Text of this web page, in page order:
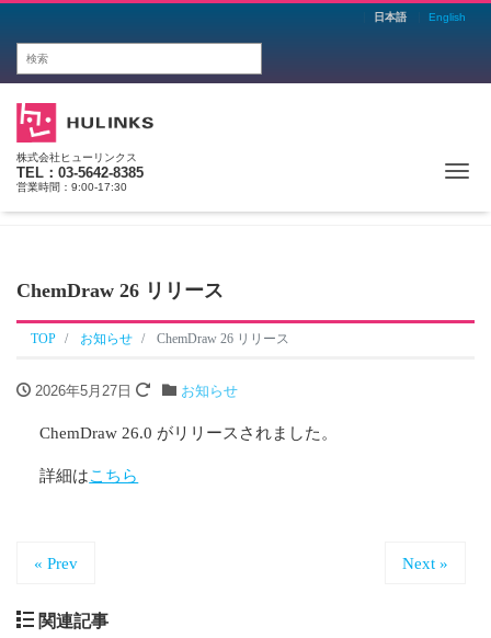
日本語 English
株式会社ヒューリンクス
TEL：03-5642-8385
営業時間：9:00-17:30
ChemDraw 26 リリース
TOP お知らせ ChemDraw 26 リリース
2026年5月27日 お知らせ
ChemDraw 26.0 がリリースされました。
詳細はこちら
« Prev Next »
関連記事